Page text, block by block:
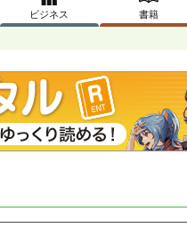
ビジネス 書籍